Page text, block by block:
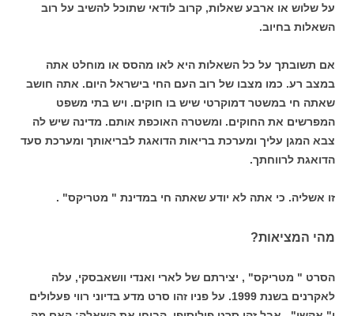
על שלוש או ארבע שאלות, קרוב לודאי שתוכל להשיב על רוב
השאלות בחיוב.
אם תשובתך על כל השאלות היא לאו מהסס או מוחלט אתה
במצב רע. כמו מצבו של רוב העם החי בישראל היום. אתה חושב
שאתה חי במשטר דמוקרטי שיש בו חוקים. ויש בתי משפט
המפרשים את החוקים. ומשטרה האוכפת אותם. מדינה שיש לה
צבא המגן עליך ומערכת בריאות הדואגת לבריאותך ומערכת סעד
הדואגת לרווחתך.
זו אשליה. כי אתה לא יודע שאתה חי במדינת " מטריקס" .
מהי המציאות?
הסרט " מטריקס" , יצירתם של לארי ואנדי וושאבסקי, עלה
לאקרנים בשנת 1999. על פניו זהו סרט מדע בדיוני רווי פעלולים